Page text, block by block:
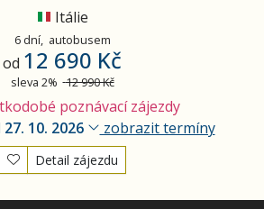
Itálie
6 dní, autobusem
od 12 690 Kč
sleva 2% 12 990 Kč
poznávací zájezdy
27. 10. 2026 zobrazit termíny
Detail zájezdu